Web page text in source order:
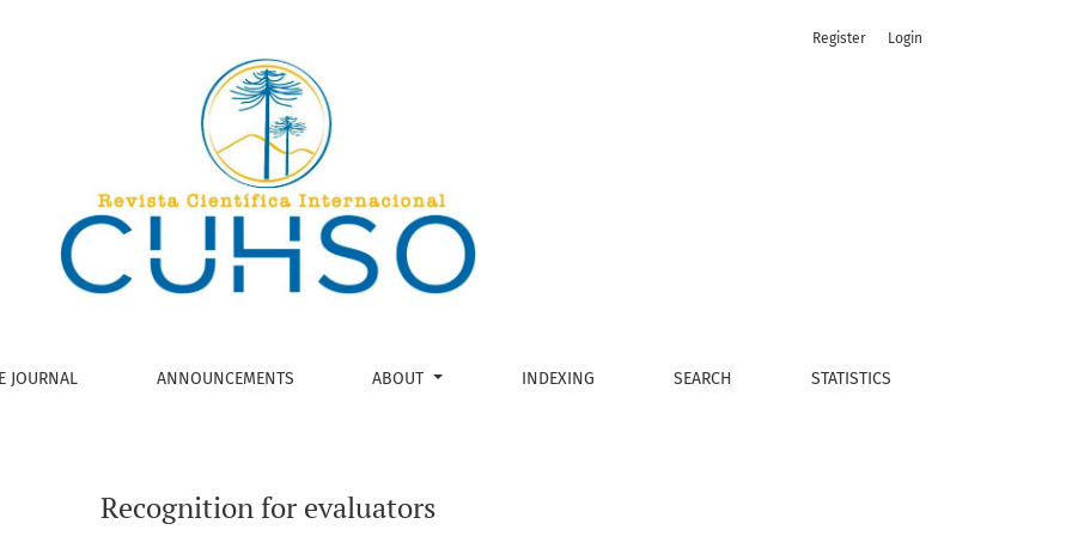
JOURNAL ANNOUNCEMENTS ABOUT INDEXING SEARCH STATISTICS
Register Login
Recognition for evaluators